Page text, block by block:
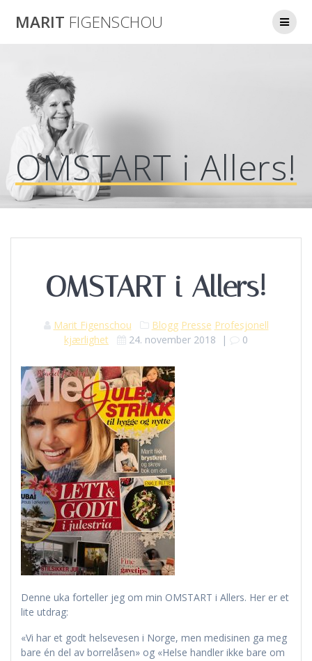
to
MARIT FIGENSCHOU
OMSTART i Allers!
OMSTART i Allers!
Marit Figenschou Blogg Presse Profesjonell
kjærlighet
24. november 2018 | 0
Denne uka forteller jeg om min OMSTART i Allers. Her er et
lite utdrag:
«Vi har et godt helsevesen i Norge, men medisinen ga meg
bare én del av borrelåsen» og «Helse handler ikke bare om